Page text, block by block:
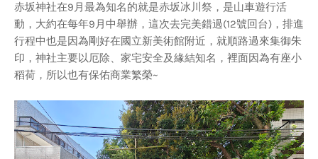
赤坂神社在9月最為知名的就是赤坂冰川祭，是山車遊行活
動，大約在每年9月中舉辦，這次去完美錯過(12號回台)，排進
行程中也是因為剛好在國立新美術館附近，就順路過來集御朱
印，神社主要以厄除、家宅安全及緣結知名，裡面因為有座小
稻荷，所以也有保佑商業繁榮~